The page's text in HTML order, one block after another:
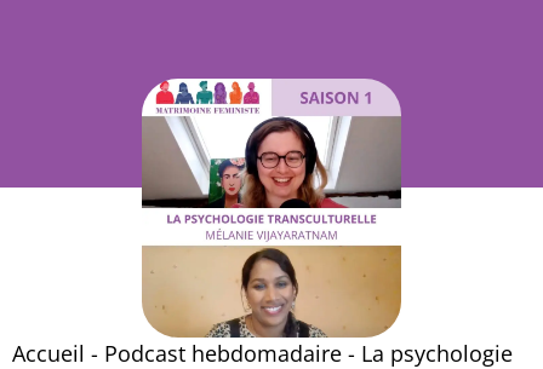
Accueil - Podcast hebdomadaire - La psychologie